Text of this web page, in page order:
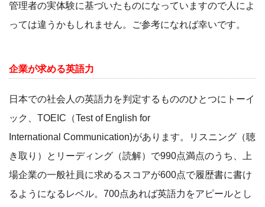
管理者の実体験に基づいたものになっていますので人によ
っては違うかもしれません。ご参考になれば幸いです。
企業が求める英語力
日本での社会人の英語力を判定するもののひとつにトーイ
ック、TOEIC（Test of English for
International Communication)があります。リスニング（聴
き取り）とリーディング（読解）で990点満点のうち、上
場企業の一般社員に求めるスコアが600点で履歴書に書け
るようになるレベル。700点あれば英語力をアピールとし